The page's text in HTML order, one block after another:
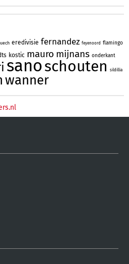
eredivisie fernandez feyenoord flamingo
kostic mauro mijnans onderkant
sanoschouten sildillia
wanner